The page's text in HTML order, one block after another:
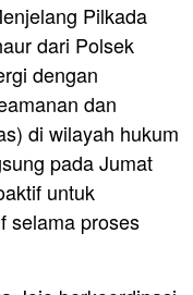
Pilkada
dari Polsek
dengan
dan
di wilayah hukum
pada Jumat
untuk
selama proses